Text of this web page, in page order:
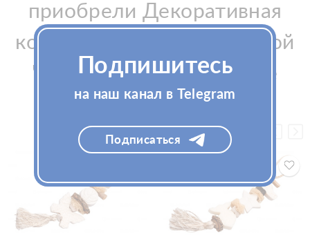
приобрели Декоративная
косичка из мыла с лавандой
"Рыбки" La Savonnerie de
Nyons, также купили
Подпишитесь
на наш канал в Telegram
Подписаться